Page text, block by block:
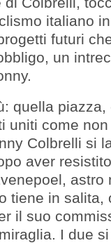
italiano
futuri
un
quella
uniti come
Colbrelli si
aver
astro
tiene in
il suo
I due